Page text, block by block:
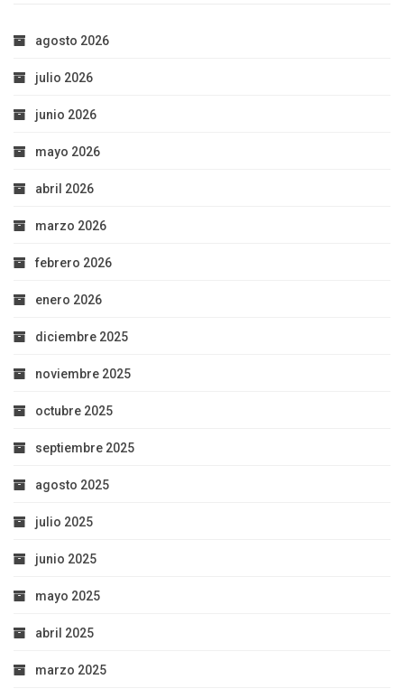
agosto 2026
julio 2026
junio 2026
mayo 2026
abril 2026
marzo 2026
febrero 2026
enero 2026
diciembre 2025
noviembre 2025
octubre 2025
septiembre 2025
agosto 2025
julio 2025
junio 2025
mayo 2025
abril 2025
marzo 2025